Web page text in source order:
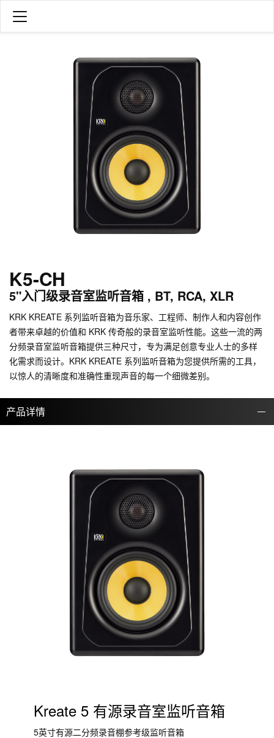
K5-CH
5"入门级录音室监听音箱 , BT, RCA, XLR
KRK KREATE 系列监听音箱为音乐家、工程师、制作人和内容创作
者带来卓越的价值和 KRK 传奇般的录音室监听性能。这些一流的两
分频录音室监听音箱提供三种尺寸，专为满足创意专业人士的多样
化需求而设计。KRK KREATE 系列监听音箱为您提供所需的工具，
以惊人的清晰度和准确性重现声音的每一个细微差别。
产品详情
Kreate 5 有源录音室监听音箱
5英寸有源二分频录音棚参考级监听音箱